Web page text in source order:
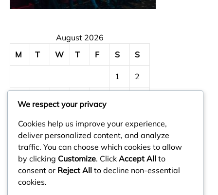
August 2026
M
T W T F S S
1 2
10 11 12 13 14 15 16
17 18 20 22 23
24 25 26 27 28 29 30
31
We respect your privacy
Cookies help us improve your experience,
deliver personalized content, and analyze
traffic. You can choose which cookies to allow
by clicking Customize. Click Accept All to
consent or Reject All to decline non-essential
cookies.